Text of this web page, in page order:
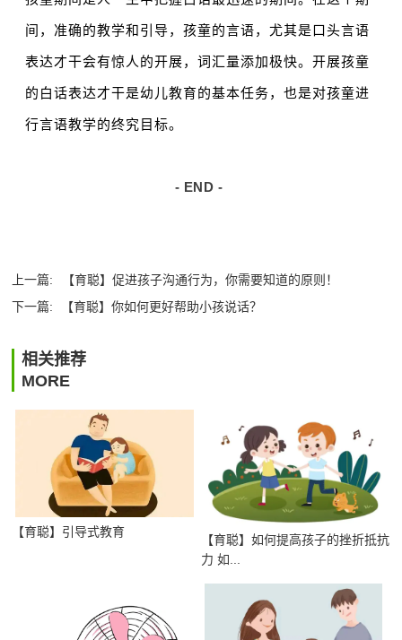
间，准确的教学和引导，孩童的言语，尤其是口头言语
表达才干会有惊人的开展，词汇量添加极快。开展孩童
的白话表达才干是幼儿教育的基本任务，也是对孩童进
行言语教学的终究目标。
- END -
上一篇:
【育聪】促进孩子沟通行为，你需要知道的原则！
下一篇:
【育聪】你如何更好帮助小孩说话？
相关推荐
MORE
【育聪】引导式教育
【育聪】如何提高孩子的挫折抵抗
力 如...